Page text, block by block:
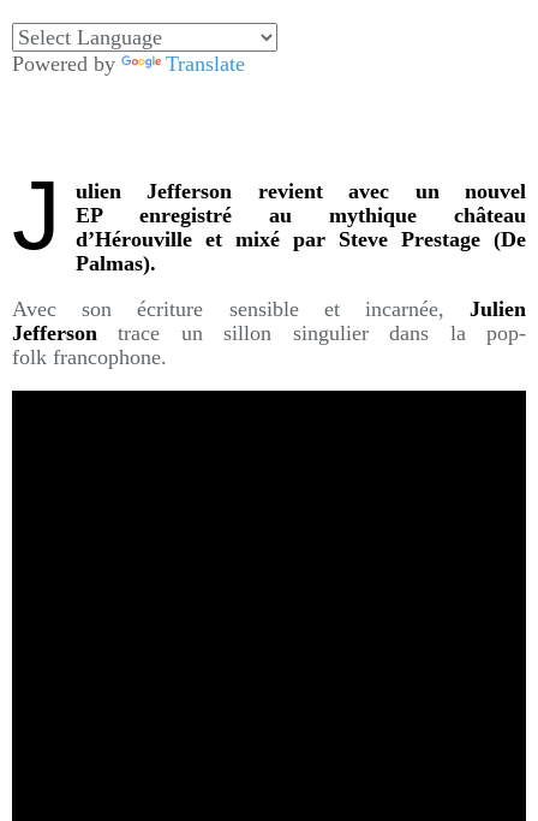
Powered by Translate
J
ulien Jefferson revient avec un nouvel
EP enregistré au mythique château
d’Hérouville et mixé par Steve Prestage (De
Palmas).
Avec son écriture sensible et incarnée, Julien
Jefferson trace un sillon singulier dans la pop-
folk francophone.